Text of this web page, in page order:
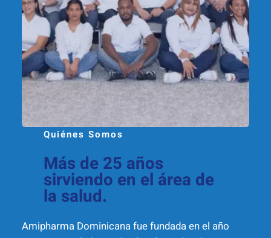
Quiénes Somos
Más de 25 años
sirviendo en el área de
la salud.
Amipharma Dominicana fue fundada en el año